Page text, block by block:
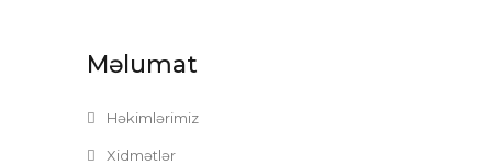
Məlumat
Həkimlərimiz
Xidmətlər